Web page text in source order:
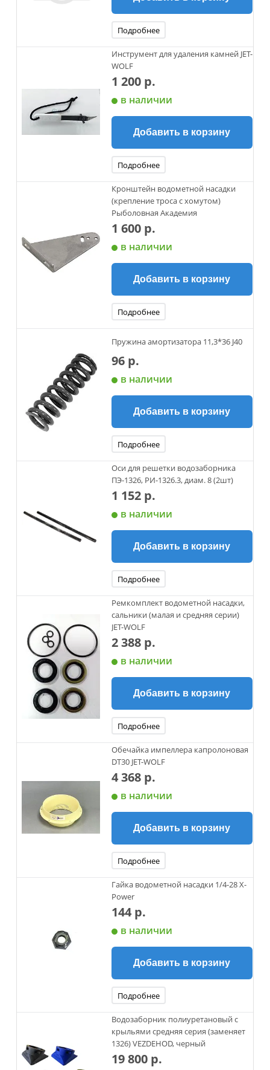
Подробнее
Инструмент для удаления камней JET-
WOLF
1 200 р.
в наличии
Добавить в корзину
Подробнее
Кронштейн водометной насадки
(крепление троса с хомутом)
Рыболовная Академия
1 600 р.
в наличии
Добавить в корзину
Подробнее
Пружина амортизатора 11,3*36 J40
96 р.
в наличии
Добавить в корзину
Подробнее
Оси для решетки водозаборника
ПЭ-1326, РИ-1326.3, диам. 8 (2шт)
1 152 р.
в наличии
Добавить в корзину
Подробнее
Ремкомплект водометной насадки,
сальники (малая и средняя серии)
JET-WOLF
2 388 р.
в наличии
Добавить в корзину
Подробнее
Обечайка импеллера капролоновая
DT30 JET-WOLF
4 368 р.
в наличии
Добавить в корзину
Подробнее
Гайка водометной насадки 1/4-28 X-
Power
144 р.
в наличии
Добавить в корзину
Подробнее
Водозаборник полиуретановый с
крыльями средняя серия (заменяет
1326) VEZDEHOD, черный
19 800 р.